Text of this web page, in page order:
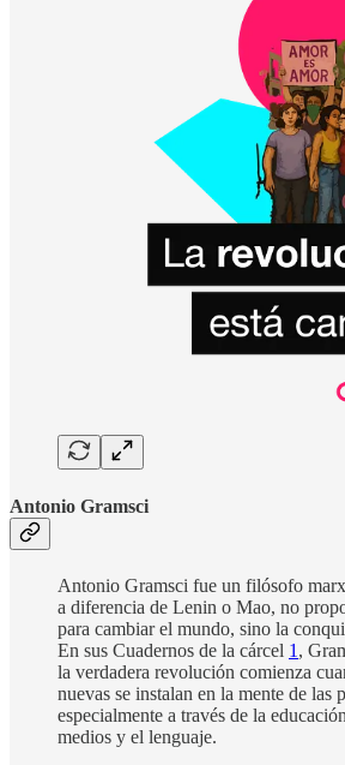
Antonio Gramsci
Antonio Gramsci fue un filósofo
a diferencia de Lenin o Mao, no
para cambiar el mundo, sino la
En sus Cuadernos de la cárcel 1 ,
la verdadera revolución comienza
nuevas se instalan en la mente de las
especialmente a través de la
medios y el lenguaje.